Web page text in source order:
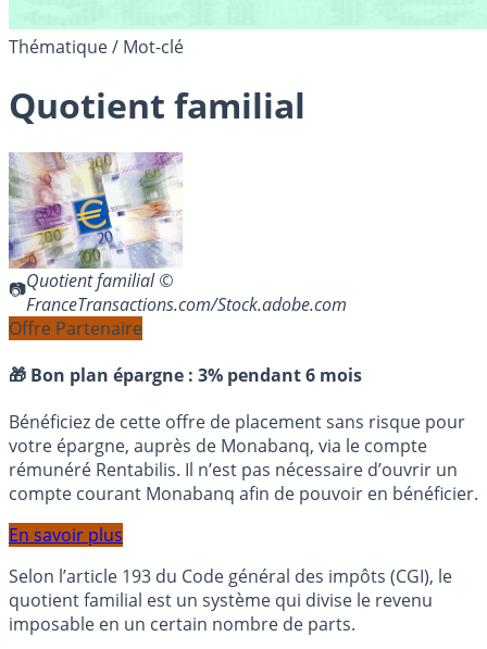
Thématique / Mot-clé
Quotient familial
Quotient familial ©
FranceTransactions.com/Stock.adobe.com
Offre Partenaire
🎁 Bon plan épargne : 3% pendant 6 mois
Bénéficiez de cette offre de placement sans risque pour
votre épargne, auprès de Monabanq, via le compte
rémunéré Rentabilis. Il n’est pas nécessaire d’ouvrir un
compte courant Monabanq afin de pouvoir en bénéficier.
En savoir plus
Selon l’article 193 du Code général des impôts (CGI), le
quotient familial est un système qui divise le revenu
imposable en un certain nombre de parts.